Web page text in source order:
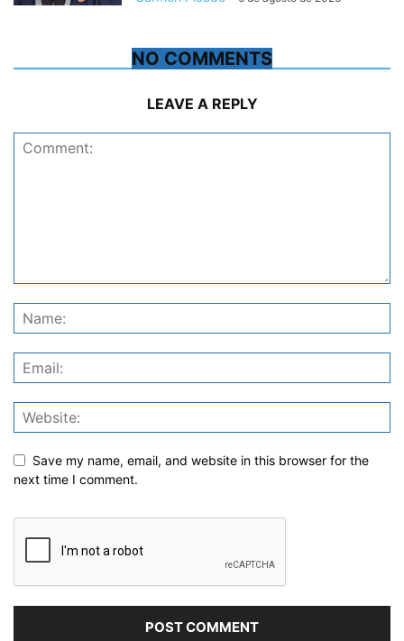
NO COMMENTS
LEAVE A REPLY
Save my name, email, and website in this browser for the
next time I comment.